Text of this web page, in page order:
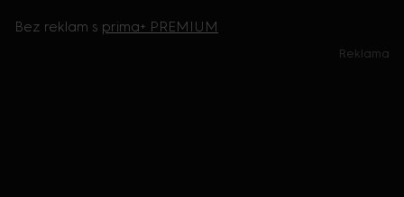
Bez reklam s prima+ PREMIUM
Reklama